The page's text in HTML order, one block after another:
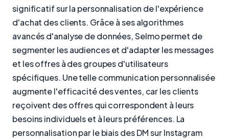
significatif sur la personnalisation de l'expérience
d'achat des clients. Grâce à ses algorithmes
avancés d'analyse de données, Selmo permet de
segmenter les audiences et d'adapter les messages
et les offres à des groupes d'utilisateurs
spécifiques. Une telle communication personnalisée
augmente l'efficacité des ventes, car les clients
reçoivent des offres qui correspondent à leurs
besoins individuels et à leurs préférences. La
personnalisation par le biais des DM sur Instagram